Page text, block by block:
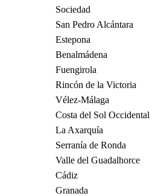
Sociedad
San Pedro Alcántara
Estepona
Benalmádena
Fuengirola
Rincón de la Victoria
Vélez-Málaga
Costa del Sol Occidental
La Axarquía
Serranía de Ronda
Valle del Guadalhorce
Cádiz
Granada